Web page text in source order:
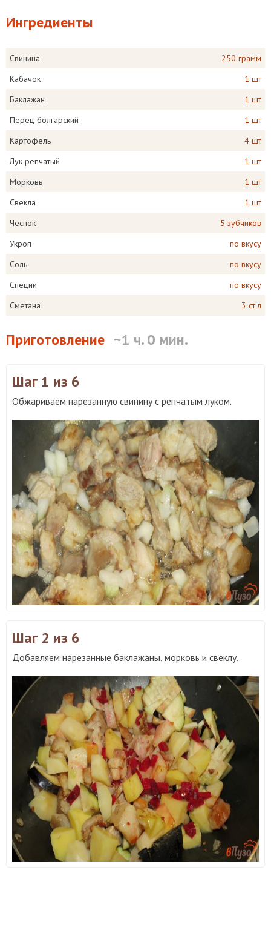
Ингредиенты
Свинина
250 грамм
Кабачок
1 шт
Баклажан
1 шт
Перец болгарский
1 шт
Картофель
4 шт
Лук репчатый
1 шт
Морковь
1 шт
Свекла
1 шт
Чеснок
5 зубчиков
Укроп
по вкусу
Соль
по вкусу
Специи
по вкусу
Сметана
3 ст.л
Приготовление ~1 ч. 0 мин.
Шаг 1 из 6
Обжариваем нарезанную свинину с репчатым луком.
Шаг 2 из 6
Добавляем нарезанные баклажаны, морковь и свеклу.